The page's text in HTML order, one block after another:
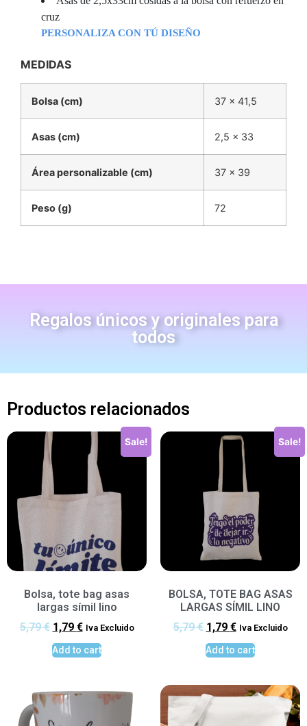
cruz
PERSONALIZA CON TÚ DISEÑO
MEDIDAS
Bolsa (cm) 37 x 41,5
Asas (cm) 2,5 x 33
Área personalizable (cm) 37 x 39
Peso (g) 72
Regalos únicos y originales para
todos
Productos relacionados
Sale!
Bolsa, tote bag asas
largas símil lino
5,79€ 1,79 € Iva Excluido
Add to cart
Sale!
BOLSA, TOTE BAG ASAS
LARGAS SÍMIL LINO
5,79€ 1,79 € Iva Excluido
Add to cart